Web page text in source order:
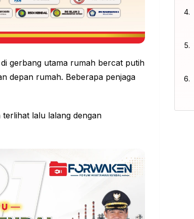
gerbang utama rumah bercat putih
depan rumah. Beberapa penjaga
terlihat lalu lalang dengan